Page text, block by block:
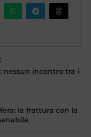
nessun incontro tra i
la frattura con la